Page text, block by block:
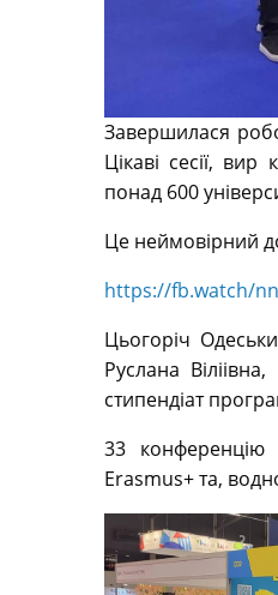
Завершилася
Цікаві сесії,
понад 600
Це неймовірний
https://fb.watch/
Цьогоріч
Руслана
стипендіат
33 конференцію
Erasmus+ та,